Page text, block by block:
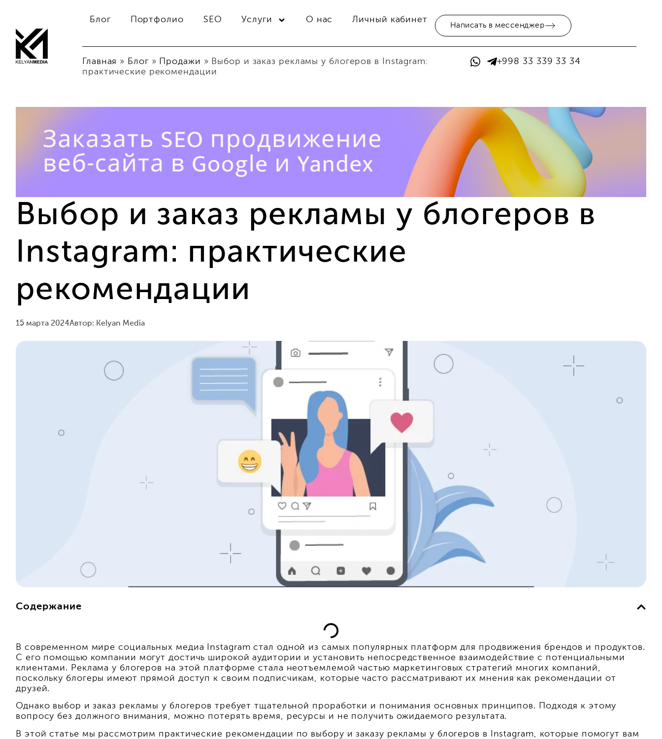
Блог Портфолио SEO Услуги О нас Личный кабинет
Написать в мессенджер
Главная » Блог » Продажи » Выбор и заказ рекламы у блогеров в Instagram:
практические рекомендации
+998 33 339 33 34
Выбор и заказ рекламы у блогеров в
Instagram: практические
рекомендации
15 марта 2024Автор: Kelyan Media
Содержание
В современном мире социальных медиа Instagram стал одной из самых популярных платформ для продвижения брендов и продуктов.
С его помощью компании могут достичь широкой аудитории и установить непосредственное взаимодействие с потенциальными
клиентами. Реклама у блогеров на этой платформе стала неотъемлемой частью маркетинговых стратегий многих компаний,
поскольку блогеры имеют прямой доступ к своим подписчикам, которые часто рассматривают их мнения как рекомендации от
друзей.
Однако выбор и заказ рекламы у блогеров требует тщательной проработки и понимания основных принципов. Подходя к этому
вопросу без должного внимания, можно потерять время, ресурсы и не получить ожидаемого результата.
В этой статье мы рассмотрим практические рекомендации по выбору и заказу рекламы у блогеров в Instagram, которые помогут вам